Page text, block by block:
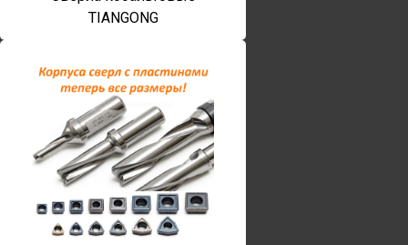
TIANGONG